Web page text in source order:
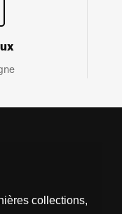
collections,